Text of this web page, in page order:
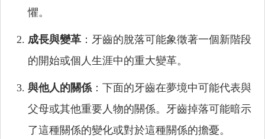
懼。
成長與變革 ：牙齒的脫落可能象徵著一個新階段
的開始或個人生涯中的重大變革。
與他人的關係：下面的牙齒在夢境中可能代表與
父母或其他重要人物的關係。牙齒掉落可能暗示
了這種關係的變化或對於這種關係的擔憂。